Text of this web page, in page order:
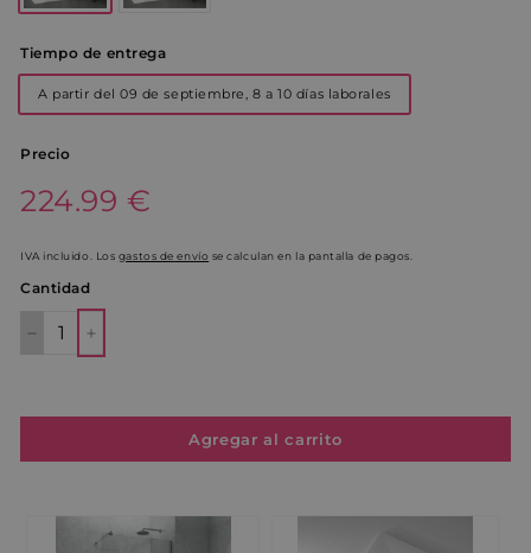
Tiempo de entrega
A partir del 09 de septiembre, 8 a 10 días laborales
Precio
Precio
habitual
224.99€
224.99 €
IVA incluido. Los gastos de envío se calculan en la pantalla de pagos.
Cantidad
Agregar al carrito